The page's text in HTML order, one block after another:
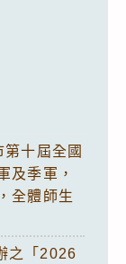
十屆全國
及季軍，
全體師生
之「2026